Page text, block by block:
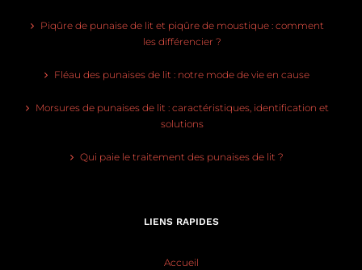
Piqûre de punaise de lit et piqûre de moustique : comment
les différencier ?
Fléau des punaises de lit : notre mode de vie en cause
Morsures de punaises de lit : caractéristiques, identification et
solutions
Qui paie le traitement des punaises de lit ?
LIENS RAPIDES
Accueil